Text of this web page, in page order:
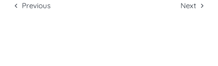
Previous Next